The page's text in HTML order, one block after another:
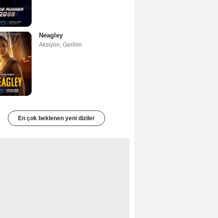
Neagley
Aksiyon Gerilim
En çok beklenen yeni diziler